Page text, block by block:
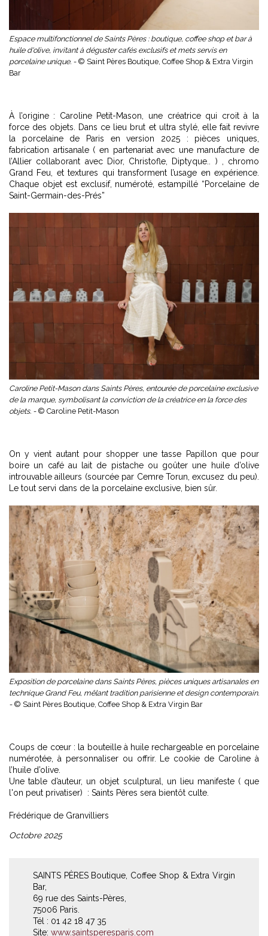
Espace multifonctionnel de Saints Pères : boutique, coffee shop et bar à
huile d'olive, invitant à déguster cafés exclusifs et mets servis en
porcelaine unique. - © Saint Pères Boutique, Coffee Shop & Extra Virgin
Bar
À l’origine : Caroline Petit-Mason, une créatrice qui croit à la
force des objets. Dans ce lieu brut et ultra stylé, elle fait revivre
la porcelaine de Paris en version 2025 : pièces uniques,
fabrication artisanale ( en partenariat avec une manufacture de
l’Allier collaborant avec Dior, Christofle, Diptyque.. ) , chromo
Grand Feu, et textures qui transforment l’usage en expérience.
Chaque objet est exclusif, numéroté, estampillé “Porcelaine de
Saint-Germain-des-Prés”
Caroline Petit-Mason dans Saints Pères, entourée de porcelaine exclusive
de la marque, symbolisant la conviction de la créatrice en la force des
objets. - © Caroline Petit-Mason
On y vient autant pour shopper une tasse Papillon que pour
boire un café au lait de pistache ou goûter une huile d’olive
introuvable ailleurs (sourcée par Cemre Torun, excusez du peu).
Le tout servi dans de la porcelaine exclusive, bien sûr.
Exposition de porcelaine dans Saints Pères, pièces uniques artisanales en
technique Grand Feu, mêlant tradition parisienne et design contemporain.
- © Saint Pères Boutique, Coffee Shop & Extra Virgin Bar
Coups de cœur : la bouteille à huile rechargeable en porcelaine
numérotée, à personnaliser ou offrir. Le cookie de Caroline à
l’huile d’olive.
Une table d’auteur, un objet sculptural, un lieu manifeste ( que
l'on peut privatiser) : Saints Pères sera bientôt culte.
Frédérique de Granvilliers
Octobre 2025
SAINTS PÈRES Boutique, Coffee Shop & Extra Virgin
Bar,
69 rue des Saints-Pères,
75006 Paris.
Tél : 01 42 18 47 35
Site: www.saintsperesparis.com